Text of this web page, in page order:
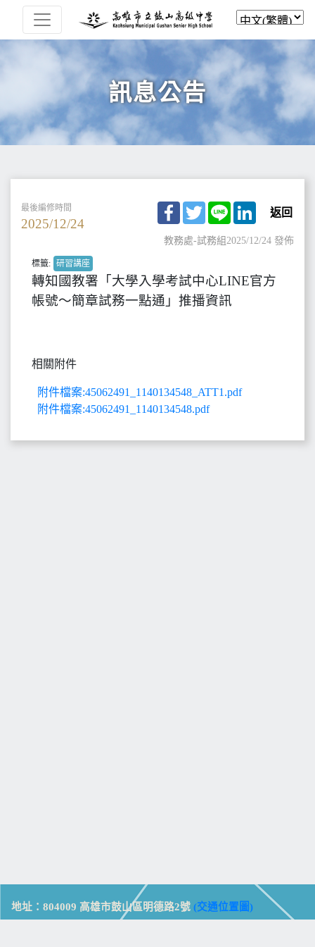
訊息公告
最後編修時間
2025/12/24
Facebook
TwitterLine LinkedIn
返回
教務處-試務組2025/12/24 發佈
標籤: 研習講座
轉知國教署「大學入學考試中心LINE官方
帳號～簡章試務一點通」推播資訊
相關附件
附件檔案:45062491_1140134548_ATT1.pdf
附件檔案:45062491_1140134548.pdf
地址：804009 高雄市鼓山區明德路2號 (交通位置圖)